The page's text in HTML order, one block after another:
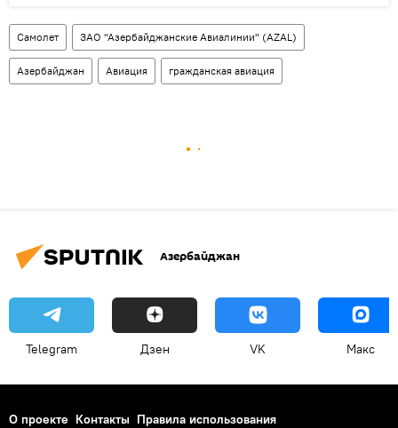
Самолет ЗАО "Азербайджанские Авиалинии" (AZAL)
Азербайджан Авиация гражданская авиация
Азербайджан
Telegram Дзен VK Макс
О проекте Контакты Правила использования